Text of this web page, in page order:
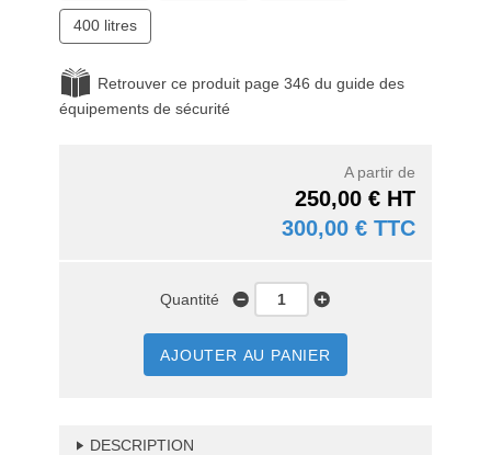
400 litres
Retrouver ce produit page 346 du guide des
équipements de sécurité
A partir de
250,00 € HT
300,00 € TTC
Quantité
AJOUTER AU PANIER
DESCRIPTION